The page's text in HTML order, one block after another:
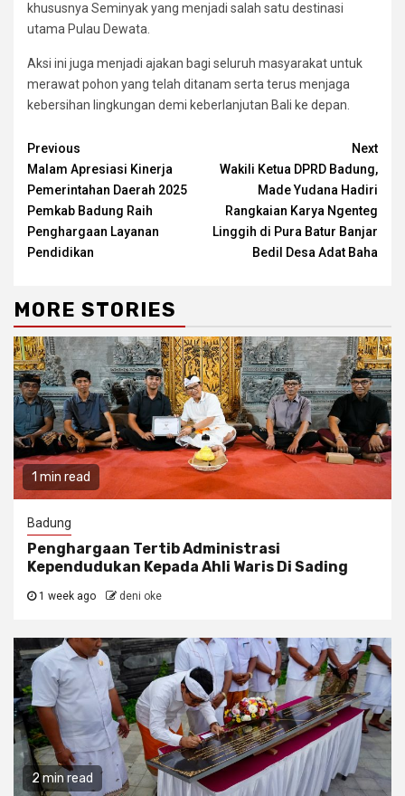
khususnya Seminyak yang menjadi salah satu destinasi
utama Pulau Dewata.
Aksi ini juga menjadi ajakan bagi seluruh masyarakat untuk
merawat pohon yang telah ditanam serta terus menjaga
kebersihan lingkungan demi keberlanjutan Bali ke depan.
Continue
Reading
Previous
Malam Apresiasi Kinerja
Pemerintahan Daerah 2025
Pemkab Badung Raih
Penghargaan Layanan
Pendidikan
Next
Wakili Ketua DPRD Badung,
Made Yudana Hadiri
Rangkaian Karya Ngenteg
Linggih di Pura Batur Banjar
Bedil Desa Adat Baha
MORE STORIES
1 min read
Badung
Penghargaan Tertib Administrasi
Kependudukan Kepada Ahli Waris Di Sading
1 week ago deni oke
2 min read